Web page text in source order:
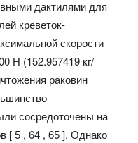
дактилями для
креветок-
скорости
Н (152.957419 кг/
раковин
сосредоточены на
[ 5 , 64 , 65 ]. Однако